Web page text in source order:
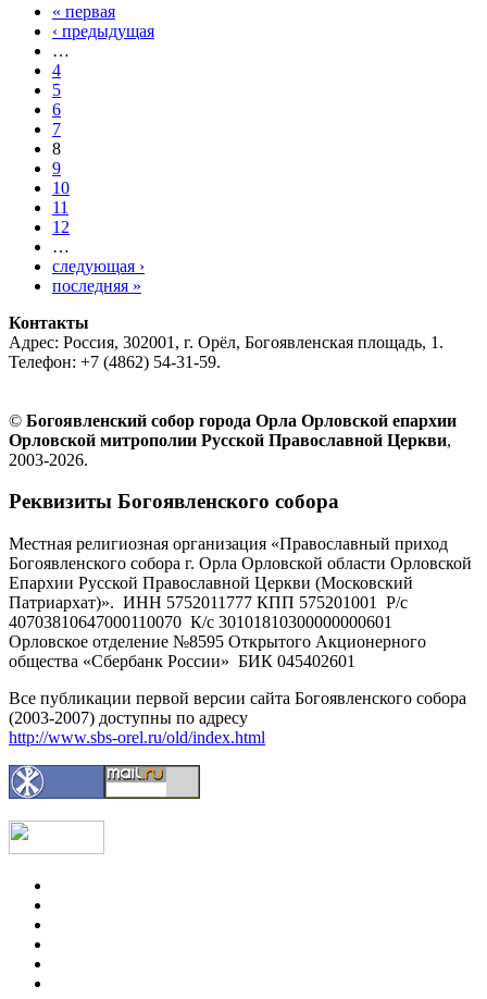
« первая
‹ предыдущая
…
4
5
6
7
8
9
10
11
12
…
следующая ›
последняя »
Контакты
Адрес: Россия, 302001, г. Орёл, Богоявленская площадь, 1.
Телефон: +7 (4862) 54-31-59.
© Богоявленский собор города Орла Орловской епархии
Орловской митрополии Русской Православной Церкви,
2003-2026.
Реквизиты Богоявленского собора
Местная религиозная организация «Православный приход
Богоявленского собора г. Орла Орловской области Орловской
Епархии Русской Православной Церкви (Московский
Патриархат)». ИНН 5752011777 КПП 575201001 Р/с
40703810647000110070 К/с 30101810300000000601
Орловское отделение №8595 Открытого Акционерного
общества «Сбербанк России» БИК 045402601
Все публикации первой версии сайта Богоявленского собора
(2003-2007) доступны по адресу
http://www.sbs-orel.ru/old/index.html